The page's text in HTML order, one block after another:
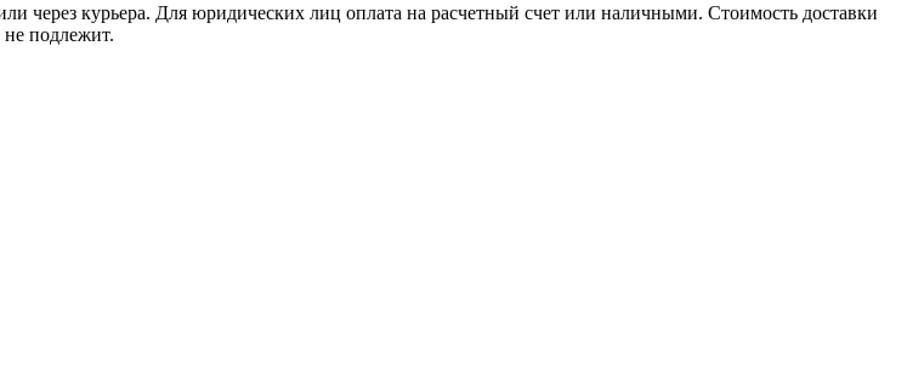
через курьера. Для юридических лиц оплата на расчетный счет или наличными. Стоимость доставки
не подлежит.